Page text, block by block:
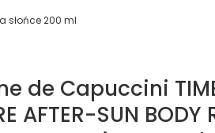
słońce 200 ml
de Capuccini
AFTER-SUN BODY